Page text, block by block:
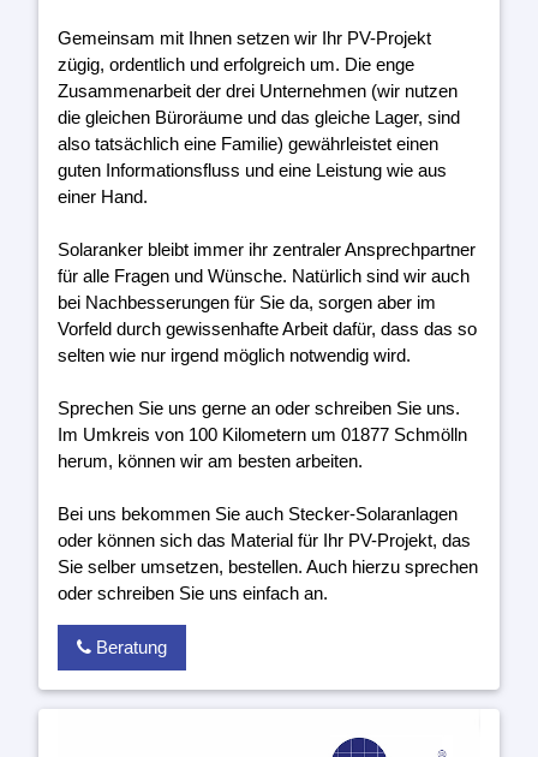
Gemeinsam mit Ihnen setzen wir Ihr PV-Projekt
zügig, ordentlich und erfolgreich um. Die enge
Zusammenarbeit der drei Unternehmen (wir nutzen
die gleichen Büroräume und das gleiche Lager, sind
also tatsächlich eine Familie) gewährleistet einen
guten Informationsfluss und eine Leistung wie aus
einer Hand.
Solaranker bleibt immer ihr zentraler Ansprechpartner
für alle Fragen und Wünsche. Natürlich sind wir auch
bei Nachbesserungen für Sie da, sorgen aber im
Vorfeld durch gewissenhafte Arbeit dafür, dass das so
selten wie nur irgend möglich notwendig wird.
Sprechen Sie uns gerne an oder schreiben Sie uns.
Im Umkreis von 100 Kilometern um 01877 Schmölln
herum, können wir am besten arbeiten.
Bei uns bekommen Sie auch Stecker-Solaranlagen
oder können sich das Material für Ihr PV-Projekt, das
Sie selber umsetzen, bestellen. Auch hierzu sprechen
oder schreiben Sie uns einfach an.
Beratung